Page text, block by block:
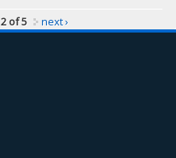
2 of 5 next ›